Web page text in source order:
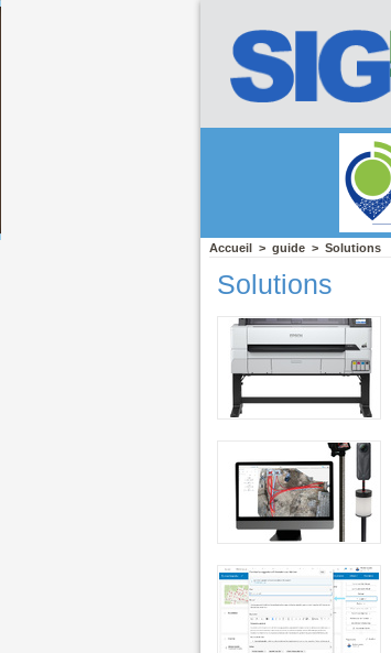
Accueil > guide > Solutions
Solutions